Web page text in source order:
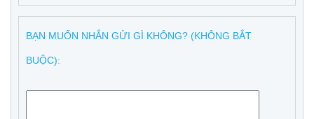
BẠN MUỐN NHẮN GỬI GÌ KHÔNG? (KHÔNG BẮT
BUỘC):